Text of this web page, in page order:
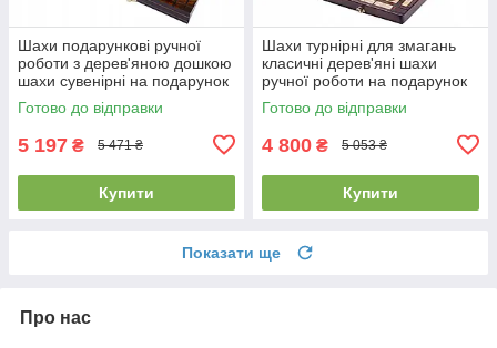
Шахи подарункові ручної
роботи з дерев'яною дошкою
шахи сувенірні на подарунок
MADON SPARTA (48x48см)
Готово до відправки
5 197 ₴ 5 471 ₴
Купити
Шахи турнірні для змагань
класичні дерев'яні шахи
ручної роботи на подарунок
MADON №8 (54x54см)
Готово до відправки
4 800 ₴ 5 053 ₴
Купити
Показати ще
Про нас